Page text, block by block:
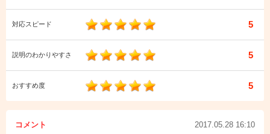
対応スピード 5
説明のわかりやすさ 5
おすすめ度 5
コメント 2017.05.28 16:10